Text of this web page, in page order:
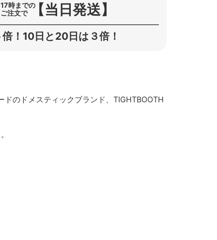
17時までの
ご注文で 【当日発送】
！10日と20日は３倍！
のドメスティックブランド、TIGHTBOOTH